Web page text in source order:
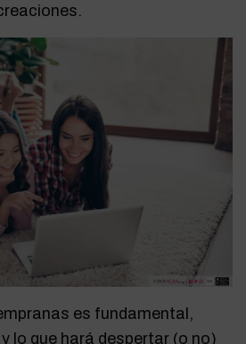
es fundamental,
lo que hará despertar (o no)